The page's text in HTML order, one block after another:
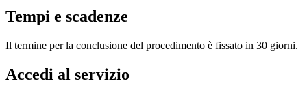
Tempi e scadenze
Il termine per la conclusione del procedimento è fissato in 30 giorni.
Accedi al servizio